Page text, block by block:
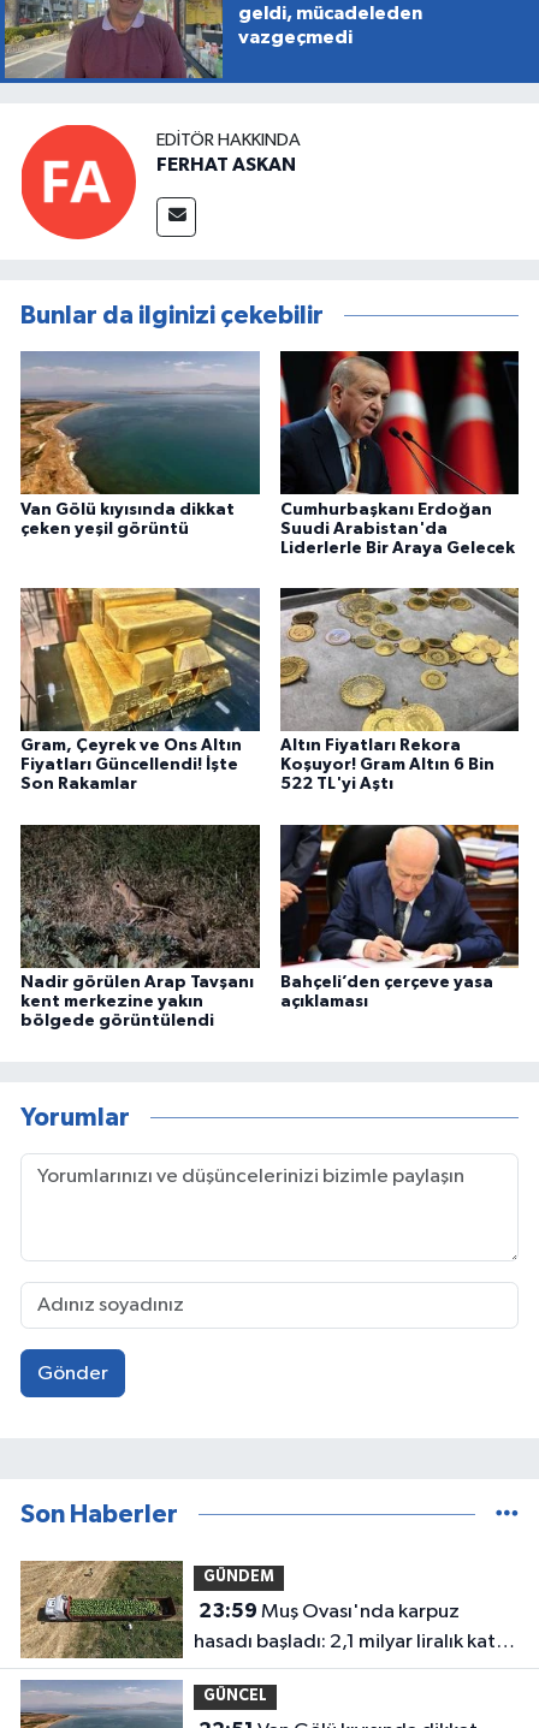
geldi, mücadeleden
vazgeçmedi
EDITÖR HAKKINDA
FERHAT ASKAN
Bunlar da ilginizi çekebilir
Van Gölü kıyısında dikkat
çeken yeşil görüntü
Cumhurbaşkanı Erdoğan
Suudi Arabistan'da
Liderlerle Bir Araya Gelecek
Gram, Çeyrek ve Ons Altın
Fiyatları Güncellendi! İşte
Son Rakamlar
Altın Fiyatları Rekora
Koşuyor! Gram Altın 6 Bin
522 TL'yi Aştı
Nadir görülen Arap Tavşanı
kent merkezine yakın
bölgede görüntülendi
Bahçeli’den çerçeve yasa
açıklaması
Yorumlar
Gönder
Son Haberler
GÜNDEM
23:59
hasadı başladı: 2,1 milyar liralık katkı
bekleniyor
GÜNCEL